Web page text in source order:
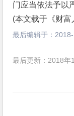
门应当依法予以
(本文载于《财
最后编辑于：
最后更新：2018年